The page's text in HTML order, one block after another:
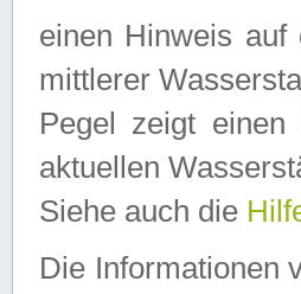
einen Hinweis
mittlerer
Pegel zeigt
aktuellen
Siehe auch die
Die Informationen